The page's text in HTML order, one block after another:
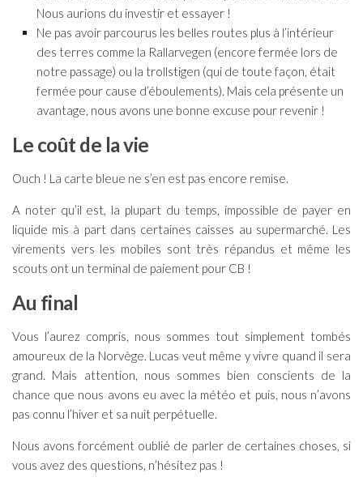
Nous aurions du investir et essayer !
Ne pas avoir parcourus les belles routes plus à l’intérieur
des terres comme la Rallarvegen (encore fermée lors de
notre passage) ou la trollstigen (qui de toute façon, était
fermée pour cause d’éboulements). Mais cela présente un
avantage, nous avons une bonne excuse pour revenir !
Le coût de la vie
Ouch ! La carte bleue ne s’en est pas encore remise.
A noter qu’il est, la plupart du temps, impossible de payer en
liquide mis à part dans certaines caisses au supermarché. Les
virements vers les mobiles sont très répandus et même les
scouts ont un terminal de paiement pour CB !
Au final
Vous l’aurez compris, nous sommes tout simplement tombés
amoureux de la Norvège. Lucas veut même y vivre quand il sera
grand. Mais attention, nous sommes bien conscients de la
chance que nous avons eu avec la météo et puis, nous n’avons
pas connu l’hiver et sa nuit perpétuelle.
Nous avons forcément oublié de parler de certaines choses, si
vous avez des questions, n’hésitez pas !